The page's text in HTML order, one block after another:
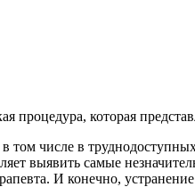
процедура, которая
числе в
выявить самые
И конечно,